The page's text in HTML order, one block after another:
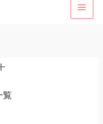
覧
1番人気のプラン